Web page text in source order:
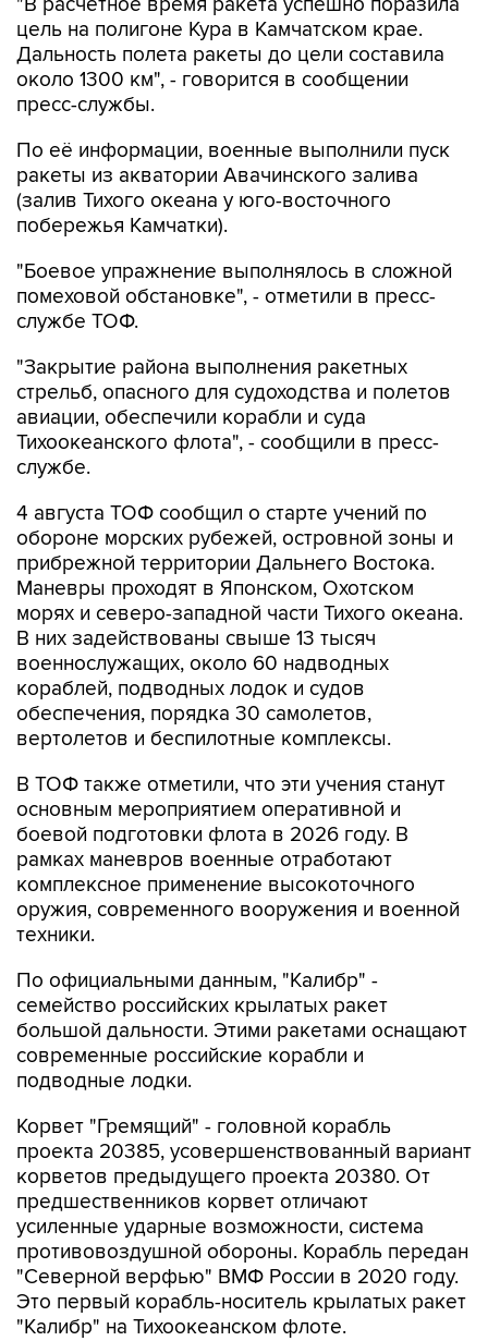
цель на полигоне Кура в Камчатском крае.
Дальность полета ракеты до цели составила
около 1300 км", - говорится в сообщении
пресс-службы.
По её информации, военные выполнили пуск
ракеты из акватории Авачинского залива
(залив Тихого океана у юго-восточного
побережья Камчатки).
"Боевое упражнение выполнялось в сложной
помеховой обстановке", - отметили в пресс-
службе ТОФ.
"Закрытие района выполнения ракетных
стрельб, опасного для судоходства и полетов
авиации, обеспечили корабли и суда
Тихоокеанского флота", - сообщили в пресс-
службе.
4 августа ТОФ сообщил о старте учений по
обороне морских рубежей, островной зоны и
прибрежной территории Дальнего Востока.
Маневры проходят в Японском, Охотском
морях и северо-западной части Тихого океана.
В них задействованы свыше 13 тысяч
военнослужащих, около 60 надводных
кораблей, подводных лодок и судов
обеспечения, порядка 30 самолетов,
вертолетов и беспилотные комплексы.
В ТОФ также отметили, что эти учения станут
основным мероприятием оперативной и
боевой подготовки флота в 2026 году. В
рамках маневров военные отработают
комплексное применение высокоточного
оружия, современного вооружения и военной
техники.
По официальными данным, "Калибр" -
семейство российских крылатых ракет
большой дальности. Этими ракетами оснащают
современные российские корабли и
подводные лодки.
Корвет "Гремящий" - головной корабль
проекта 20385, усовершенствованный вариант
корветов предыдущего проекта 20380. От
предшественников корвет отличают
усиленные ударные возможности, система
противовоздушной обороны. Корабль передан
"Северной верфью" ВМФ России в 2020 году.
Это первый корабль-носитель крылатых ракет
"Калибр" на Тихоокеанском флоте.